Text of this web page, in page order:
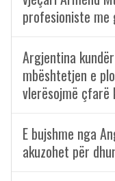
profesioniste
Argjentina
mbështetjen e
vlerësojmë
E bujshme nga
akuzohet për